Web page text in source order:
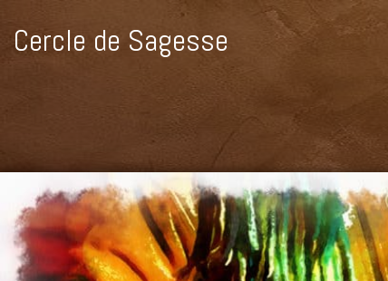
Cercle de Sagesse